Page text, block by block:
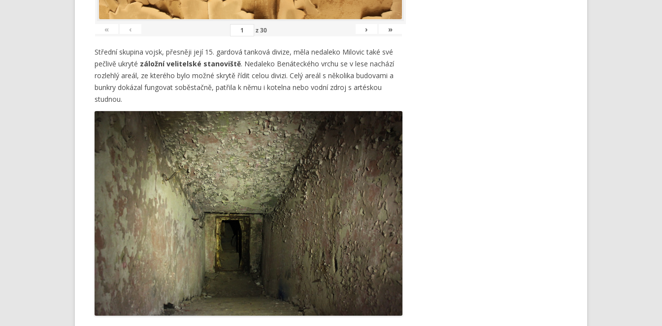
« ‹ z30 › »
Střední skupina vojsk, přesněji její 15. gardová tanková divize, měla nedaleko Milovic také své
pečlivě ukryté záložní velitelské stanoviště. Nedaleko Benáteckého vrchu se v lese nachází
rozlehlý areál, ze kterého bylo možné skrytě řídit celou divizi. Celý areál s několika budovami a
bunkry dokázal fungovat soběstačně, patřila k němu i kotelna nebo vodní zdroj s artéskou
studnou.